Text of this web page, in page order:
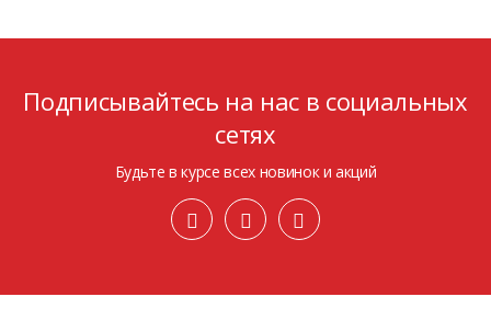
Подписывайтесь на нас в социальных
сетях
Будьте в курсе всех новинок и акций